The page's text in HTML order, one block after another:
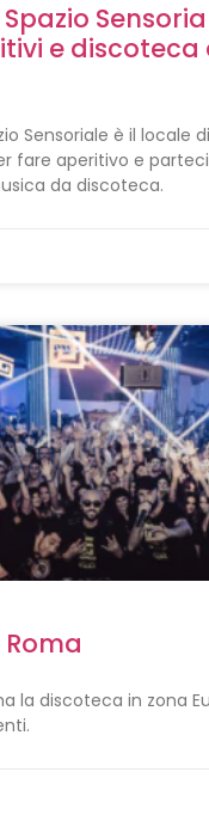
e discoteca
Sensoriale è il locale
fare aperitivo e
da discoteca.
Roma
la discoteca in zona